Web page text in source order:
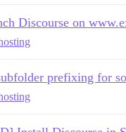
Discourse on
prefixing for